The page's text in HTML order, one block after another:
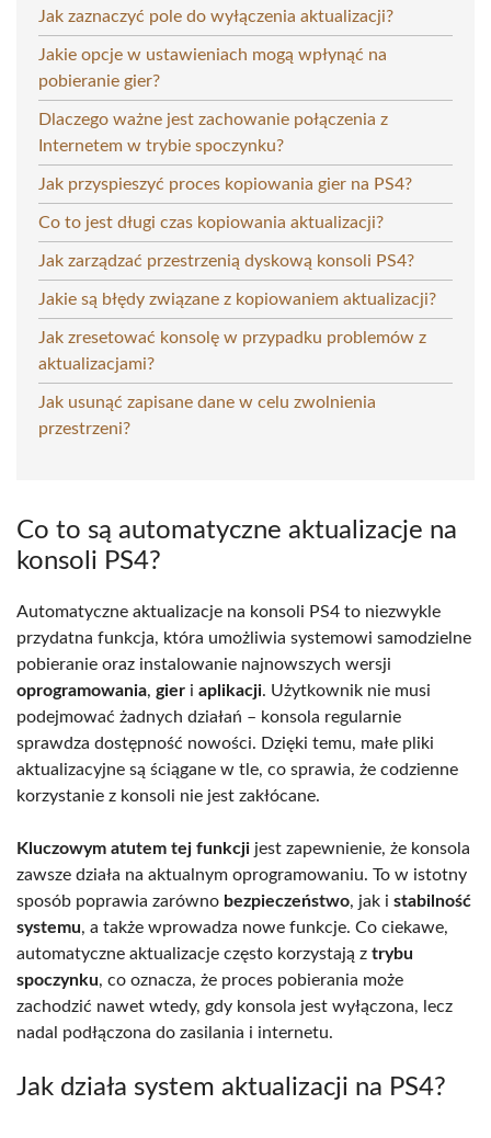
Jak zaznaczyć pole do wyłączenia aktualizacji?
Jakie opcje w ustawieniach mogą wpłynąć na
pobieranie gier?
Dlaczego ważne jest zachowanie połączenia z
Internetem w trybie spoczynku?
Jak przyspieszyć proces kopiowania gier na PS4?
Co to jest długi czas kopiowania aktualizacji?
Jak zarządzać przestrzenią dyskową konsoli PS4?
Jakie są błędy związane z kopiowaniem aktualizacji?
Jak zresetować konsolę w przypadku problemów z
aktualizacjami?
Jak usunąć zapisane dane w celu zwolnienia
przestrzeni?
Co to są automatyczne aktualizacje na
konsoli PS4?
Automatyczne aktualizacje na konsoli PS4 to niezwykle
przydatna funkcja, która umożliwia systemowi samodzielne
pobieranie oraz instalowanie najnowszych wersji
oprogramowania, gier i aplikacji. Użytkownik nie musi
podejmować żadnych działań – konsola regularnie
sprawdza dostępność nowości. Dzięki temu, małe pliki
aktualizacyjne są ściągane w tle, co sprawia, że codzienne
korzystanie z konsoli nie jest zakłócane.
Kluczowym atutem tej funkcji jest zapewnienie, że konsola
zawsze działa na aktualnym oprogramowaniu. To w istotny
sposób poprawia zarówno bezpieczeństwo, jak i stabilność
systemu, a także wprowadza nowe funkcje. Co ciekawe,
automatyczne aktualizacje często korzystają z trybu
spoczynku, co oznacza, że proces pobierania może
zachodzić nawet wtedy, gdy konsola jest wyłączona, lecz
nadal podłączona do zasilania i internetu.
Jak działa system aktualizacji na PS4?